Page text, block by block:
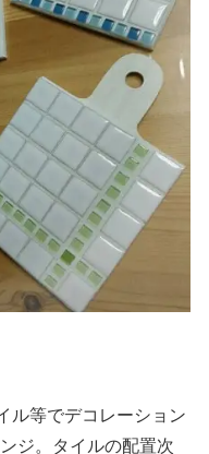
ル等でデコレーション
ジ。タイルの配置次